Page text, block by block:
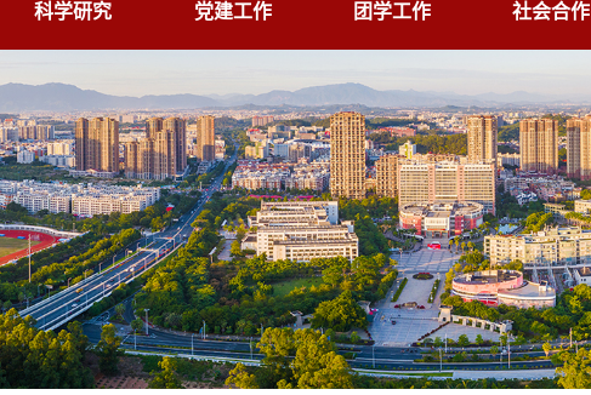
科学研究 党建工作 团学工作 社会合作